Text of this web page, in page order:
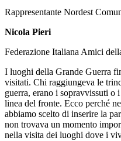
Rappresentante Nordest
Nicola Pieri
Federazione Italiana Amici
I luoghi della Grande Guerra
visitati. Chi raggiungeva le
guerra, erano i sopravvissuti o
linea del fronte. Ecco perché
abbiamo scelto di inserire la
non trovava un momento
nella visita dei luoghi dove i